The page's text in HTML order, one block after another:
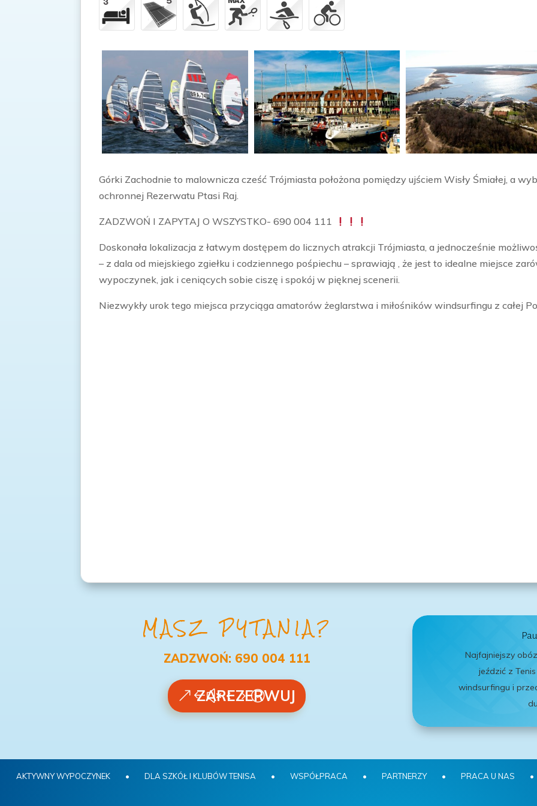
Górki Zachodnie to malownicza cześć Trójmiasta położona pomiędzy ujściem Wisły Śmiałej, a
ochronnej Rezerwatu Ptasi Raj.
ZADZWOŃ I ZAPYTAJ O WSZYSTKO- 690 004 111
Doskonała lokalizacja z łatwym dostępem do licznych atrakcji Trójmiasta, a jednocześnie
– z dala od miejskiego zgiełku i codziennego pośpiechu – sprawiają , że jest to idealne miejsce
wypoczynek, jak i ceniących sobie ciszę i spokój w pięknej scenerii.
Niezwykły urok tego miejsca przyciąga amatorów żeglarstwa i miłośników windsurfingu z całej
MASZ PYTANIA?
ZADZWOŃ: 690 004 111
ZAREZERWUJ
Najfajniejszy
jeździć z
windsurfingu i
AKTYWNY WYPOCZYNEK • DLA SZKÓŁ I KLUBÓW TENISA • WSPÓŁPRACA • PARTNERZY • PRACA U NAS •